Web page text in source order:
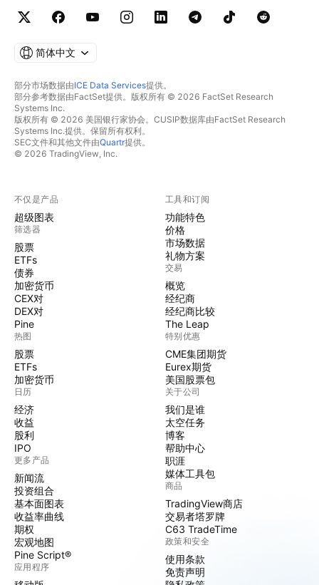
简体中文
部分市场数据由ICE Data Services提供。
部分参考数据由FactSet提供。版权所有 © 2026 FactSet Research
Systems Inc.
版权所有 © 2026 美国银行家协会。CUSIP数据库由FactSet Research
Systems Inc.提供。保留所有权利。
SEC文件和其他文件由Quartr提供。
© 2026 TradingView, Inc.
不仅是产品
超级图表
筛选器
股票
ETFs
债券
加密货币
CEX对
DEX对
Pine
热图
股票
ETFs
加密货币
日历
经济
收益
股利
IPO
更多产品
新闻流
投资组合
基本面图表
收益率曲线
期权
宏观地图
Pine Script®
应用程序
工具和订阅
功能特色
价格
市场数据
礼物方案
交易
概览
经纪商
经纪商比较
The Leap
特别优惠
CME集团期货
Eurex期货
美国股票包
关于公司
我们是谁
太空任务
博客
帮助中心
职涯
媒体工具包
商品
TradingView商店
交易者塔罗牌
C63 TradeTime
政策和安全
使用条款
免责声明